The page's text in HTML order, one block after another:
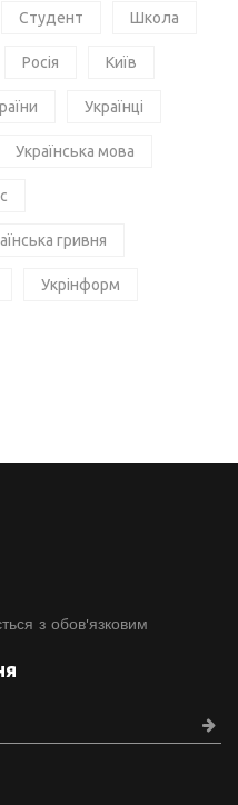
Студент Школа
Росія Київ
Українці
Українська мова
гривня
Укрінформ
з обов'язковим